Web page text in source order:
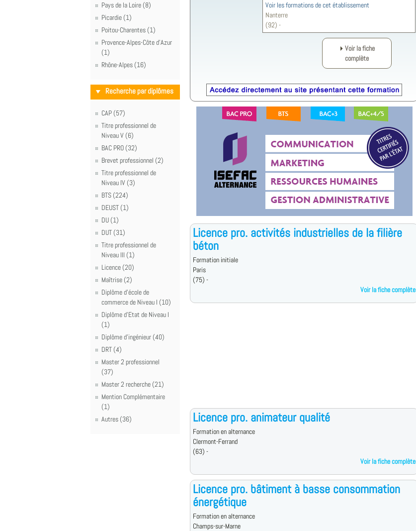
Pays de la Loire (8)
Picardie (1)
Poitou-Charentes (1)
Provence-Alpes-Côte d'Azur
(1)
Rhône-Alpes (16)
Recherche par diplômes
CAP (57)
Titre professionnel de
Niveau V (6)
BAC PRO (32)
Brevet professionnel (2)
Titre professionnel de
Niveau IV (3)
BTS (224)
DEUST (1)
DU (1)
DUT (31)
Titre professionnel de
Niveau III (1)
Licence (20)
Maîtrise (2)
Diplôme d'école de
commerce de Niveau I (10)
Diplôme d'Etat de Niveau I
(1)
Diplôme d'ingénieur (40)
DRT (4)
Master 2 professionnel
(37)
Master 2 recherche (21)
Mention Complémentaire
(1)
Autres (36)
Voir les formations de cet établissement
Nanterre
(92) -
Voir la fiche
complète
Licence pro. activités industrielles de la filière
béton
Formation initiale
Paris
(75) -
Voir la fiche complète
Licence pro. animateur qualité
Formation en alternance
Clermont-Ferrand
(63) -
Voir la fiche complète
Licence pro. bâtiment à basse consommation
énergétique
Formation en alternance
Champs-sur-Marne